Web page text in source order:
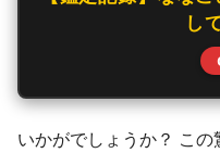
し
いかがでしょうか？ こ